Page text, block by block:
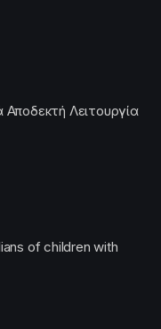
Αποδεκτή Λειτουργία
of children with